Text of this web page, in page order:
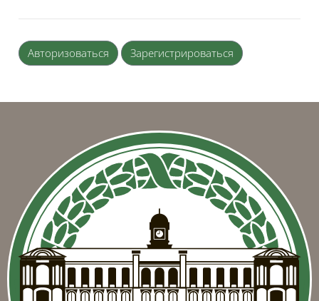
Авторизоваться Зарегистрироваться